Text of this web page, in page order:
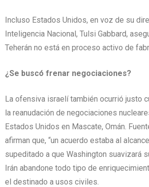
Incluso Estados Unidos, en voz de su
Inteligencia Nacional, Tulsi Gabbard,
Teherán no está en proceso activo de
¿Se buscó frenar negociaciones?
La ofensiva israelí también ocurrió justo
la reanudación de negociaciones
Estados Unidos en Mascate, Omán.
afirman que, “un acuerdo estaba al
supeditado a que Washington suavizará
Irán abandone todo tipo de
el destinado a usos civiles.